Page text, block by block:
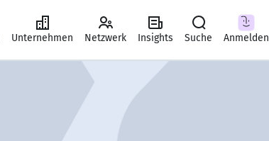
Unternehmen Netzwerk Insights Suche Anmelden